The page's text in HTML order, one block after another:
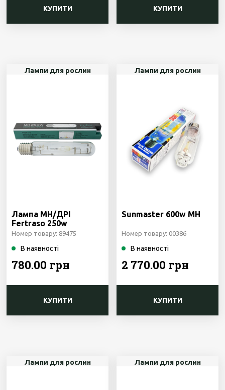
КУПИТИ КУПИТИ
Лампи для рослин
Лампа MH/ДРІ
Fertraso 250w
Номер товару: 89475
В наявності
780.00 грн
КУПИТИ
Лампи для рослин
Sunmaster 600w MH
Номер товару: 00386
В наявності
2 770.00 грн
КУПИТИ
Лампи для рослин Лампи для рослин